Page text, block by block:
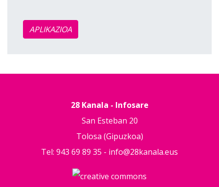
APLIKAZIOA
28 Kanala - Infosare
San Esteban 20
Tolosa (Gipuzkoa)
Tel: 943 69 89 35 - info@28kanala.eus